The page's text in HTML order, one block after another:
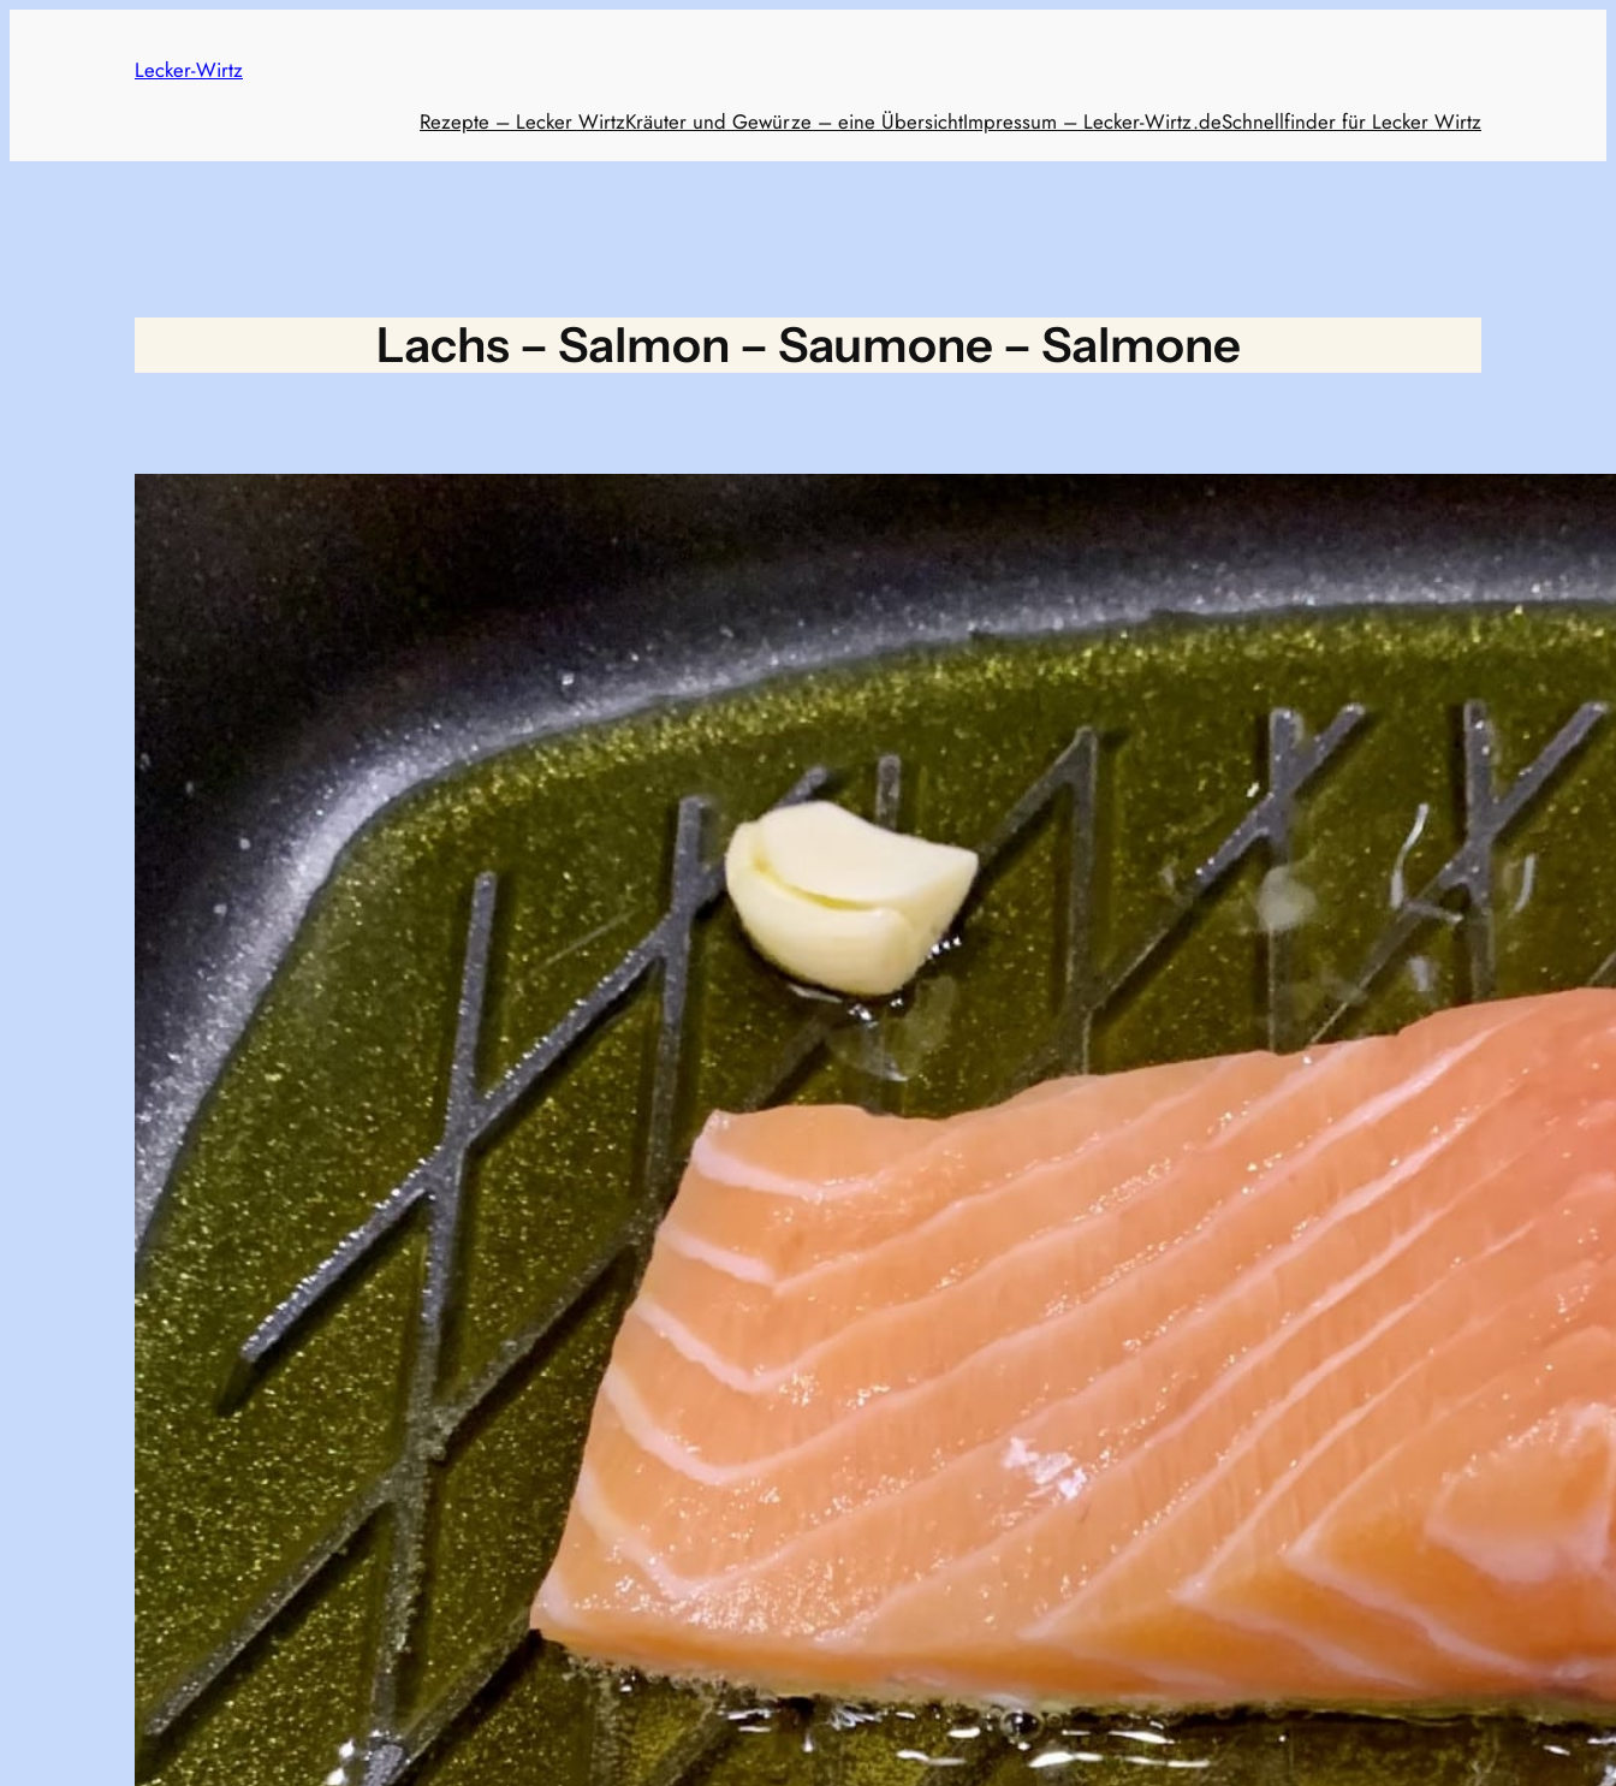
Lecker-Wirtz
Rezepte – Lecker WirtzKräuter und Gewürze – eine ÜbersichtImpressum – Lecker-Wirtz.deSchnellfinder für Lecker Wirtz
Lachs – Salmon – Saumone – Salmone